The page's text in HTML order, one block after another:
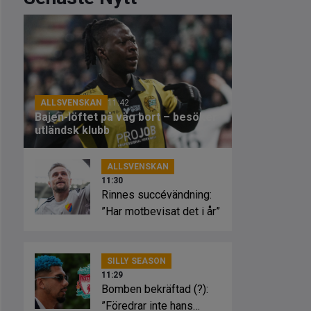
ALLSVENSKAN 11:42
Bajen-löftet på väg bort – besöker
utländsk klubb
ALLSVENSKAN
11:30
Rinnes succévändning:
”Har motbevisat det i år”
SILLY SEASON
11:29
Bomben bekräftad (?):
”Föredrar inte hans